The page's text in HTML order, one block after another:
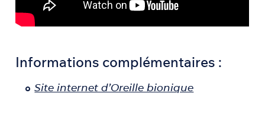
Informations complémentaires :
Site internet d’Oreille bionique